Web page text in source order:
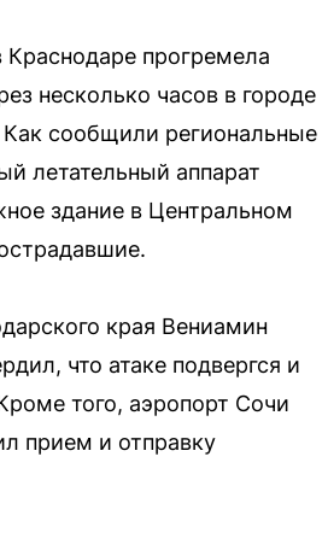
Краснодаре прогремела
несколько часов в городе
Как сообщили региональные
летательный аппарат
здание в Центральном
края Вениамин
что атаке подвергся и
того, аэропорт Сочи
прием и отправку